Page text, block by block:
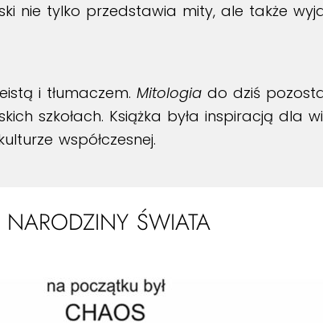
nie tylko przedstawia mity, ale także
i tłumaczem. Mitologia do dziś
szkołach. Książka była inspiracją dla
współczesnej.
NARODZINY ŚWIATA